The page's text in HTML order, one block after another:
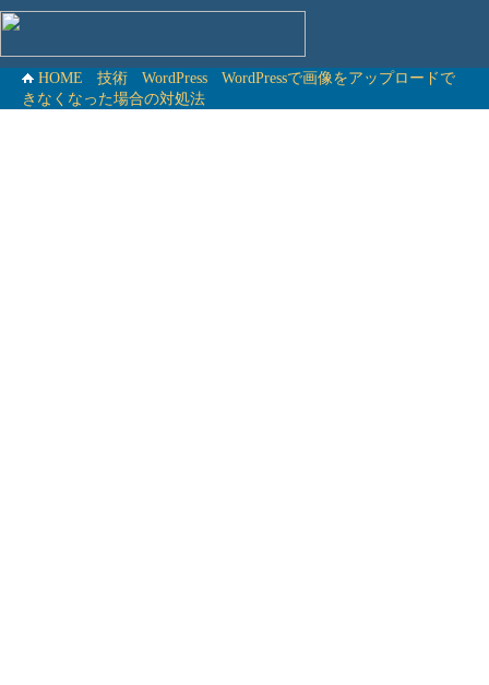
HOME 技術 WordPress
WordPressで画像をアップロードで
きなくなった場合の対処法